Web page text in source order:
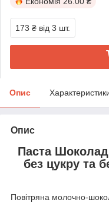
173 ₴ від 3 шт.
Опис
Опис
Паста
без цукру та
Повітряна молочно-